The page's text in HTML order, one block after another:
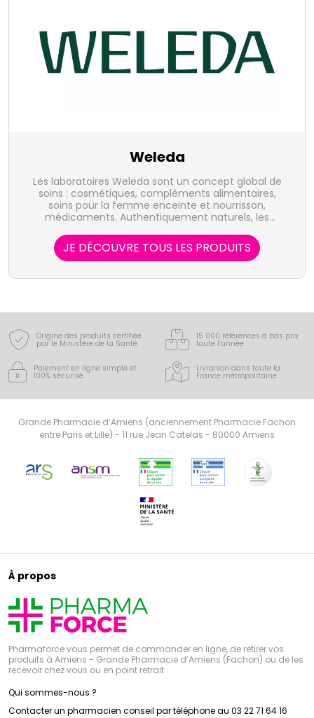
Weleda
Les laboratoires Weleda sont un concept global de
soins : cosmétiques, compléments alimentaires,
soins pour la femme enceinte et nourrisson,
médicaments. Authentiquement naturels, les
vives qui stimulent les capacités de régulation et de
régénération de l'organisme.
JE DÉCOUVRE TOUS LES PRODUITS
Origine des produits certifiée
par le Ministère de la Santé
15 000 références à bas prix
toute l’année
Paiement en ligne simple et
100% sécurisé
Livraison dans toute la
France métropolitaine
Grande Pharmacie d’Amiens (anciennement Pharmacie Fachon
entre Paris et Lille) - 11 rue Jean Catelas - 80000 Amiens
À propos
Pharmaforce vous permet de commander en ligne, de retirer vos
produits à Amiens - Grande Pharmacie d’Amiens (Fachon) ou de les
recevoir chez vous ou en point retrait
Qui sommes-nous ?
Contacter un pharmacien conseil par téléphone au 03 22 71 64 16